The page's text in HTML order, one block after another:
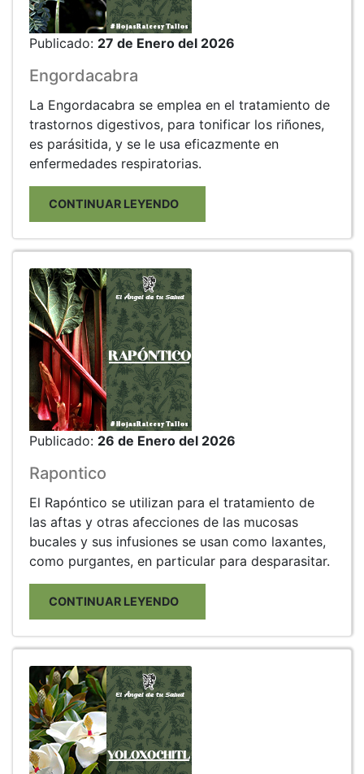
Publicado: 27 de Enero del 2026
Engordacabra
La Engordacabra se emplea en el tratamiento de
trastornos digestivos, para tonificar los riñones,
es parásitida, y se le usa eficazmente en
enfermedades respiratorias.
CONTINUAR LEYENDO
Publicado: 26 de Enero del 2026
Rapontico
El Rapóntico se utilizan para el tratamiento de
las aftas y otras afecciones de las mucosas
bucales y sus infusiones se usan como laxantes,
como purgantes, en particular para desparasitar.
CONTINUAR LEYENDO